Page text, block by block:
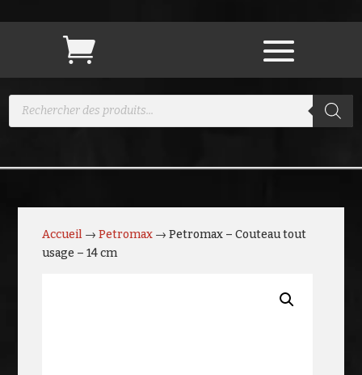
Recherche
Accueil →Petromax → Petromax – Couteau tout
usage – 14 cm